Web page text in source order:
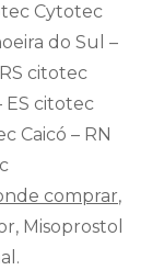
Cytotec
do Sul –
citotec
ES citotec
Caicó – RN
comprar,
Misoprostol